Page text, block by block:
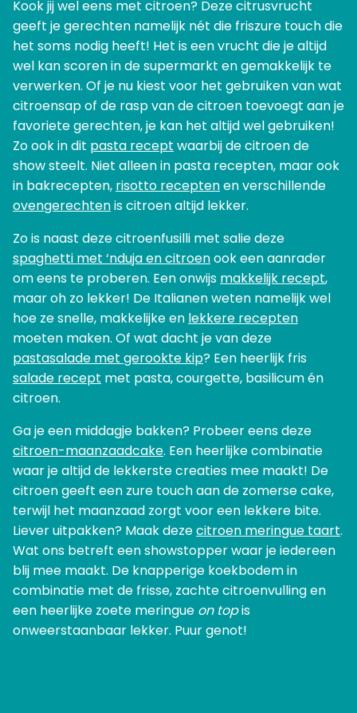
Kook jij wel eens met citroen? Deze citrusvrucht
geeft je gerechten namelijk nét die friszure touch die
het soms nodig heeft! Het is een vrucht die je altijd
wel kan scoren in de supermarkt en gemakkelijk te
verwerken. Of je nu kiest voor het gebruiken van wat
citroensap of de rasp van de citroen toevoegt aan je
favoriete gerechten, je kan het altijd wel gebruiken!
Zo ook in dit pasta recept waarbij de citroen de
show steelt. Niet alleen in pasta recepten, maar ook
in bakrecepten, risotto receptenen verschillende
ovengerechtenis citroen altijd lekker.
Zo is naast deze citroenfusilli met salie deze
spaghetti met ‘nduja en citroenook een aanrader
om eens te proberen. Een onwijs makkelijk recept,
maar oh zo lekker! De Italianen weten namelijk wel
hoe ze snelle, makkelijke en lekkere recepten
moeten maken. Of wat dacht je van deze
pastasalade met gerookte kip? Een heerlijk fris
salade recept met pasta, courgette, basilicum én
citroen.
Ga je een middagje bakken? Probeer eens deze
citroen-maanzaadcake. Een heerlijke combinatie
waar je altijd de lekkerste creaties mee maakt! De
citroen geeft een zure touch aan de zomerse cake,
terwijl het maanzaad zorgt voor een lekkere bite.
Liever uitpakken? Maak dezecitroen meringue taart.
Wat ons betreft een showstopper waar je iedereen
blij mee maakt. De knapperige koekbodem in
combinatie met de frisse, zachte citroenvulling en
een heerlijke zoete meringue on topis
onweerstaanbaar lekker. Puur genot!